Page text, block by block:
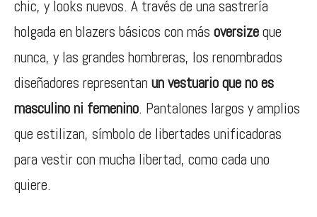
chic, y looks nuevos. A través de una sastrería
holgada en blazers básicos con más oversizeque
nunca, y las grandes hombreras, los renombrados
diseñadores representan un vestuario que no es
masculino ni femenino. Pantalones largos y amplios
que estilizan, símbolo de libertades unificadoras
para vestir con mucha libertad, como cada uno
quiere.